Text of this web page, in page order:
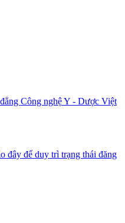
Công nghệ Y - Dược Việt
đây để duy trì trạng thái đăng